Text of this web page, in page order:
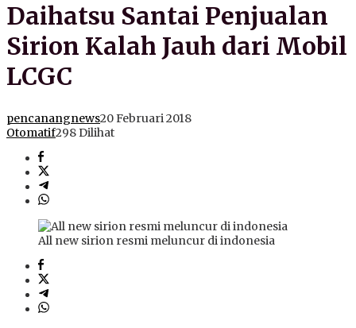
Daihatsu Santai Penjualan
Sirion Kalah Jauh dari Mobil
LCGC
pencanangnews20 Februari 2018
Otomatif298 Dilihat
All new sirion resmi meluncur di indonesia